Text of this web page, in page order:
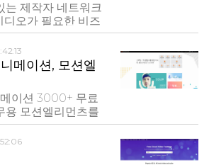
제작자 네트워크
디오가 필요한 비즈
합니다. 구매자는
를 작성하고 제작
를 제출합니다. 구
트를 향상시키는 맞
고 제작자는 좋아
을 얻
메이션, 모션엘
이션 3000+ 무료
용 모션엘리먼츠를
이템을 확인하세
타그램, 트위터, 텀